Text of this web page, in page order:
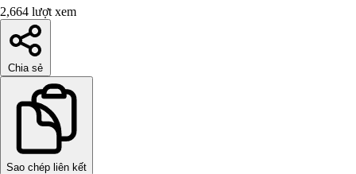
2,664 lượt xem
Chia sẻ
Sao chép liên kết